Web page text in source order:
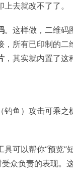
去就改不了了。
。这样做，二维码
所有已印制的二
，其实就内置了
鱼）攻击可乘之
可以帮你“预览”
众负责的表现。